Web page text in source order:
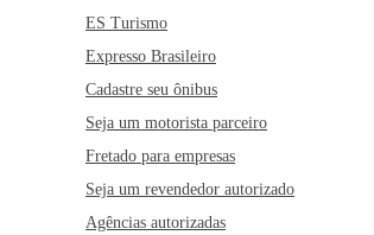
ES Turismo
Expresso Brasileiro
Cadastre seu ônibus
Seja um motorista parceiro
Fretado para empresas
Seja um revendedor autorizado
Agências autorizadas